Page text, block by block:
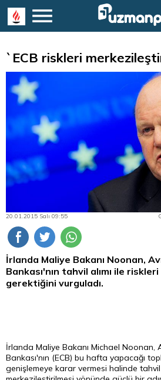
`ECB riskleri
20.01.2015 Salı 09:55
İrlanda Maliye Bakanı Noonan,
Bankası'nın tahvil alımı ile
gerektiğini vurguladı.
İrlanda Maliye Bakanı Michael Noonan,
Bankası'nın (ECB) bu hafta yapacağı
genişlemeye karar vermesi halinde tahvil